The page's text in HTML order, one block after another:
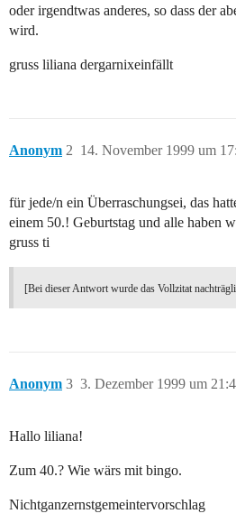
oder irgendtwas anderes, so dass der
wird.
gruss liliana dergarnixeinfällt
Anonym 14. November 1999 um
2
für jede/n ein Überraschungsei, das
einem 50.! Geburtstag und alle haben
gruss ti
[Bei dieser Antwort wurde das Vollzitat
Anonym 3. Dezember 1999 um
3
Hallo liliana!
Zum 40.? Wie wärs mit bingo.
Nichtganzernstgemeintervorschlag